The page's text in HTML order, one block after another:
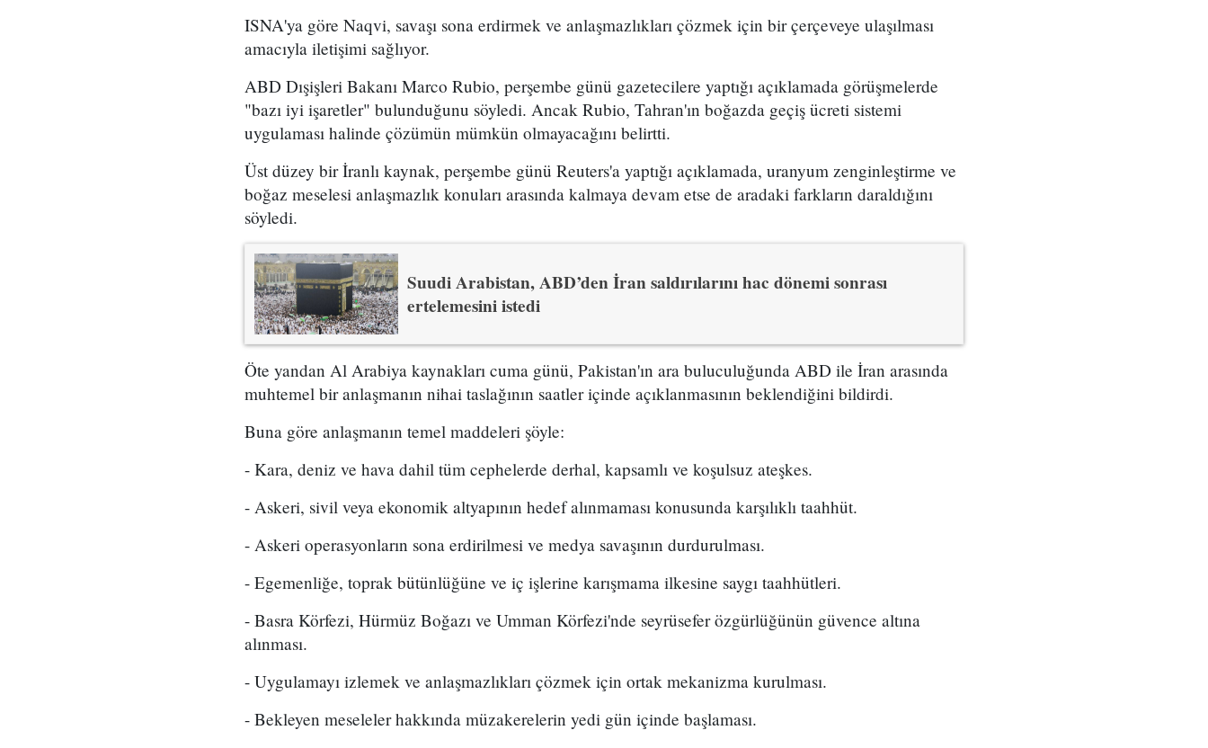
ISNA'ya göre Naqvi, savaşı sona erdirmek ve anlaşmazlıkları çözmek için bir çerçeveye ulaşılması
amacıyla iletişimi sağlıyor.
ABD Dışişleri Bakanı Marco Rubio, perşembe günü gazetecilere yaptığı açıklamada görüşmelerde
"bazı iyi işaretler" bulunduğunu söyledi. Ancak Rubio, Tahran'ın boğazda geçiş ücreti sistemi
uygulaması halinde çözümün mümkün olmayacağını belirtti.
Üst düzey bir İranlı kaynak, perşembe günü Reuters'a yaptığı açıklamada, uranyum zenginleştirme ve
boğaz meselesi anlaşmazlık konuları arasında kalmaya devam etse de aradaki farkların daraldığını
söyledi.
Suudi Arabistan, ABD’den İran saldırılarını hac dönemi sonrası
ertelemesini istedi
Öte yandan Al Arabiya kaynakları cuma günü, Pakistan'ın ara buluculuğunda ABD ile İran arasında
muhtemel bir anlaşmanın nihai taslağının saatler içinde açıklanmasının beklendiğini bildirdi.
Buna göre anlaşmanın temel maddeleri şöyle:
- Kara, deniz ve hava dahil tüm cephelerde derhal, kapsamlı ve koşulsuz ateşkes.
- Askeri, sivil veya ekonomik altyapının hedef alınmaması konusunda karşılıklı taahhüt.
- Askeri operasyonların sona erdirilmesi ve medya savaşının durdurulması.
- Egemenliğe, toprak bütünlüğüne ve iç işlerine karışmama ilkesine saygı taahhütleri.
- Basra Körfezi, Hürmüz Boğazı ve Umman Körfezi'nde seyrüsefer özgürlüğünün güvence altına
alınması.
- Uygulamayı izlemek ve anlaşmazlıkları çözmek için ortak mekanizma kurulması.
- Bekleyen meseleler hakkında müzakerelerin yedi gün içinde başlaması.